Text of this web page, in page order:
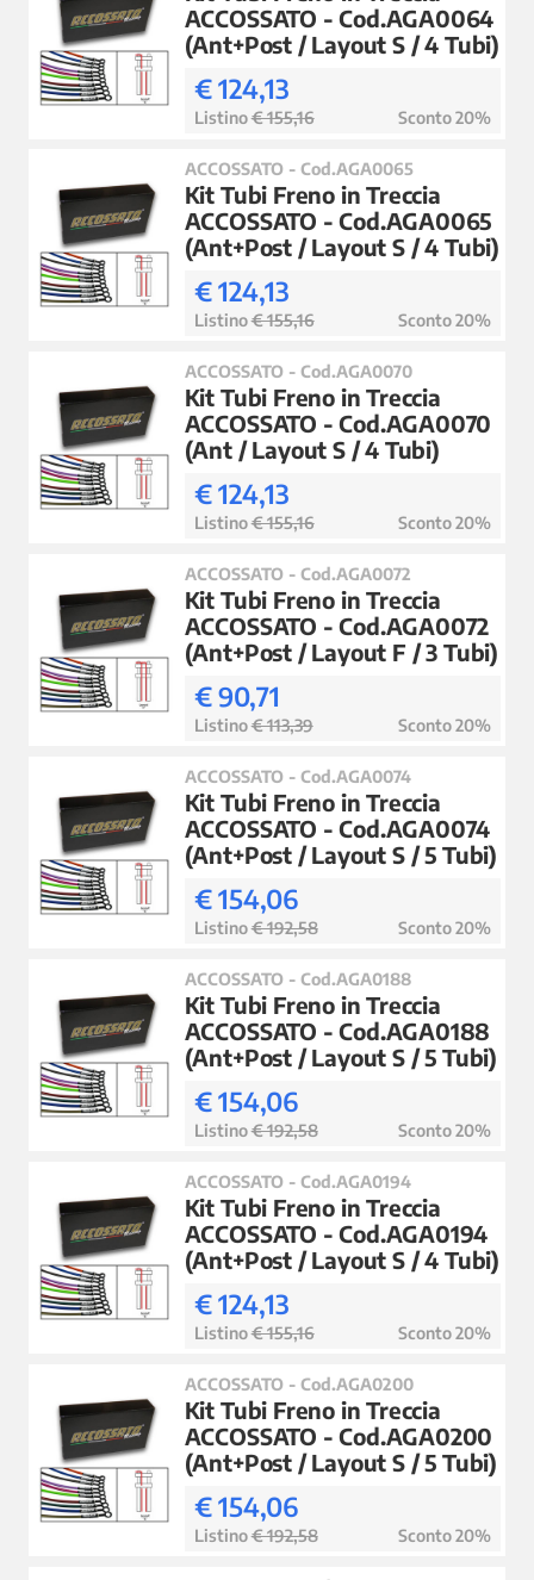
ACCOSSATO - Cod.AGA0064
(Ant+Post / Layout S / 4 Tubi)
€ 124,13
Listino€ 155,16 Sconto 20%
ACCOSSATO - Cod.AGA0065
Kit Tubi Freno in Treccia
ACCOSSATO - Cod.AGA0065
(Ant+Post / Layout S / 4 Tubi)
€ 124,13
Listino€ 155,16 Sconto 20%
ACCOSSATO - Cod.AGA0070
Kit Tubi Freno in Treccia
ACCOSSATO - Cod.AGA0070
(Ant / Layout S / 4 Tubi)
€ 124,13
Listino€ 155,16 Sconto 20%
ACCOSSATO - Cod.AGA0072
Kit Tubi Freno in Treccia
ACCOSSATO - Cod.AGA0072
(Ant+Post / Layout F / 3 Tubi)
€ 90,71
Listino€ 113,39 Sconto 20%
ACCOSSATO - Cod.AGA0074
Kit Tubi Freno in Treccia
ACCOSSATO - Cod.AGA0074
(Ant+Post / Layout S / 5 Tubi)
€ 154,06
Listino€ 192,58 Sconto 20%
ACCOSSATO - Cod.AGA0188
Kit Tubi Freno in Treccia
ACCOSSATO - Cod.AGA0188
(Ant+Post / Layout S / 5 Tubi)
€ 154,06
Listino€ 192,58 Sconto 20%
ACCOSSATO - Cod.AGA0194
Kit Tubi Freno in Treccia
ACCOSSATO - Cod.AGA0194
(Ant+Post / Layout S / 4 Tubi)
€ 124,13
Listino€ 155,16 Sconto 20%
ACCOSSATO - Cod.AGA0200
Kit Tubi Freno in Treccia
ACCOSSATO - Cod.AGA0200
(Ant+Post / Layout S / 5 Tubi)
€ 154,06
Listino€ 192,58 Sconto 20%